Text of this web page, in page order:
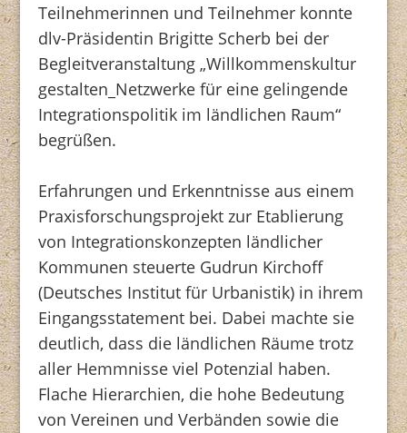
Teilnehmerinnen und Teilnehmer konnte
dlv-Präsidentin Brigitte Scherb bei der
Begleitveranstaltung „Willkommenskultur
gestalten_Netzwerke für eine gelingende
Integrationspolitik im ländlichen Raum“
begrüßen.
Erfahrungen und Erkenntnisse aus einem
Praxisforschungsprojekt zur Etablierung
von Integrationskonzepten ländlicher
Kommunen steuerte Gudrun Kirchoff
(Deutsches Institut für Urbanistik) in ihrem
Eingangsstatement bei. Dabei machte sie
deutlich, dass die ländlichen Räume trotz
aller Hemmnisse viel Potenzial haben.
Flache Hierarchien, die hohe Bedeutung
von Vereinen und Verbänden sowie die